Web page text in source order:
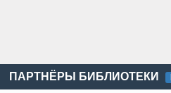
ПАРТНЁРЫ БИБЛИОТЕКИ